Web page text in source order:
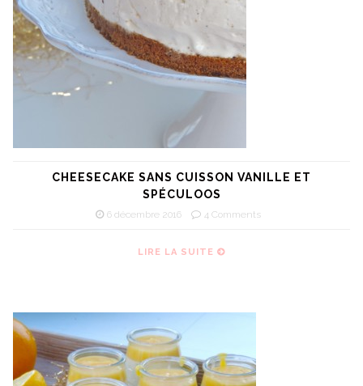
CHEESECAKE SANS CUISSON VANILLE ET
SPÉCULOOS
6 décembre 2016 4 Comments
LIRE LA SUITE